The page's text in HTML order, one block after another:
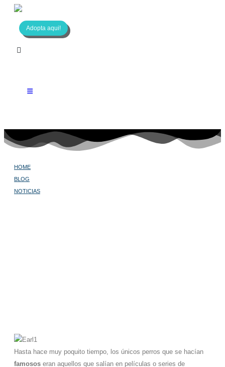
Adopta aqui!
HOME
BLOG
NOTICIAS
Hasta hace muy poquito tiempo, los únicos perros que se hacían
famosos eran aquellos que salían en películas o series de